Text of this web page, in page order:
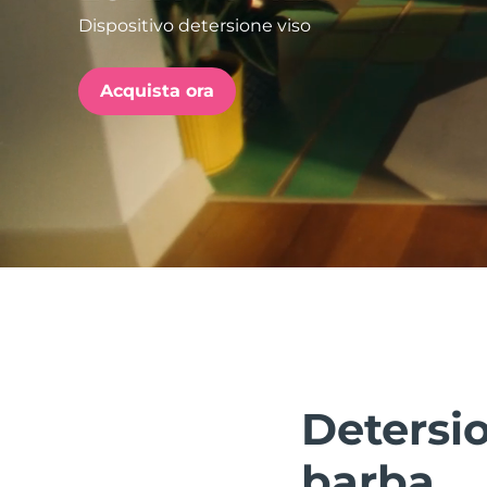
Dispositivo detersione viso
Acquista ora
issa™ Teeth Whitening Set
FAQ™ Dual LED Panel
POPOLARE